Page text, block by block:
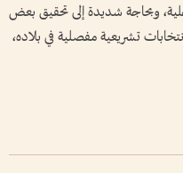
وبحاجة شديدة إلى تحقيق بعض
تشريعية مفصلية في بلاده،